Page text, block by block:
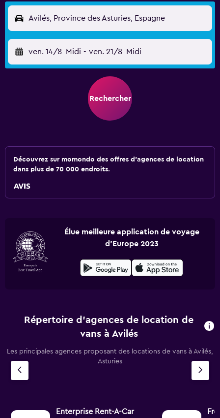
Avilés, Province des Asturies, Espagne
ven. 14/8 Midi - ven. 21/8 Midi
Rechercher
Découvrez sur momondo des offres d'agences de location
dans plus de 70 000 endroits.
Élue meilleure application de voyage
d'Europe 2023
Répertoire d’agences de location de
vans à Avilés
Les principales agences proposant des locations de vans à Avilés,
Asturies
Enterprise Rent-A-Car